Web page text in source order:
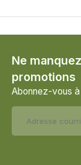
Ne
promotions
Abonnez-vous